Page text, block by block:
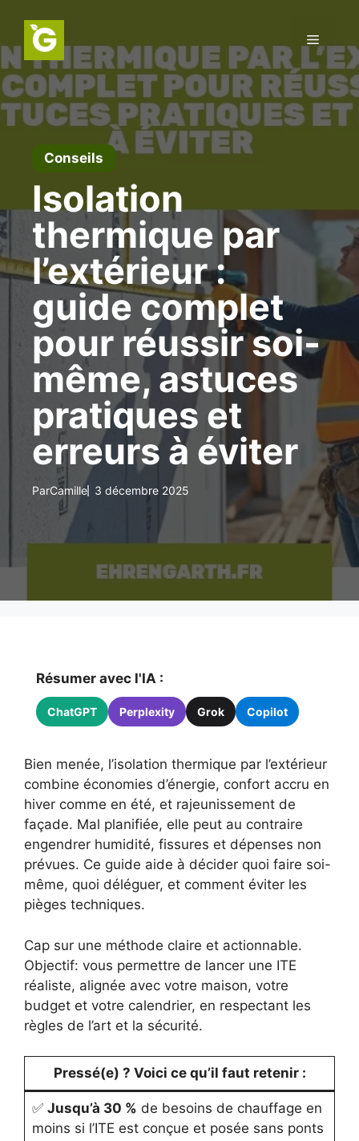
contenu
Menu
Conseils
Isolation
thermique par
l’extérieur :
guide complet
pour réussir soi-
même, astuces
pratiques et
erreurs à éviter
ParCamille 3 décembre 2025
Résumer avec l'IA :
ChatGPT Perplexity Grok Copilot
Bien menée, l’isolation thermique par l’extérieur
combine économies d’énergie, confort accru en
hiver comme en été, et rajeunissement de
façade. Mal planifiée, elle peut au contraire
engendrer humidité, fissures et dépenses non
prévues. Ce guide aide à décider quoi faire soi-
même, quoi déléguer, et comment éviter les
pièges techniques.
Cap sur une méthode claire et actionnable.
Objectif: vous permettre de lancer une ITE
réaliste, alignée avec votre maison, votre
budget et votre calendrier, en respectant les
règles de l’art et la sécurité.
Pressé(e) ? Voici ce qu’il faut retenir :
✅ Jusqu’à 30 % de besoins de chauffage en
moins si l’ITE est conçue et posée sans ponts